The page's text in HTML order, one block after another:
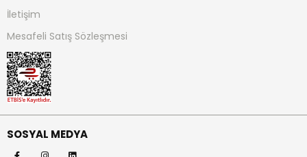
İletişim
Mesafeli Satış Sözleşmesi
SOSYAL MEDYA